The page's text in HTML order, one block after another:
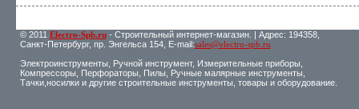
© 2011 Electro-Spb.ru- Строительный интернет-магазин. | Адрес: 194358,
Санкт-Петербург, пр. Энгельса 154, E-mail:sales@electro-spb.ru
Электроинструменты, Ручной инструмент, Измерительные приборы,
Компрессоры, Перфораторы, Пилы, Ручные малярные инструменты,
Тачки,носилки и другие строительные инструменты, товары и оборудование.